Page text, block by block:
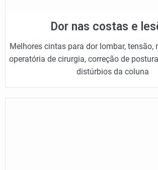
Dor nas costas e
Melhores cintas para dor lombar, tensão,
operatória de cirurgia, correção de
distúrbios da coluna